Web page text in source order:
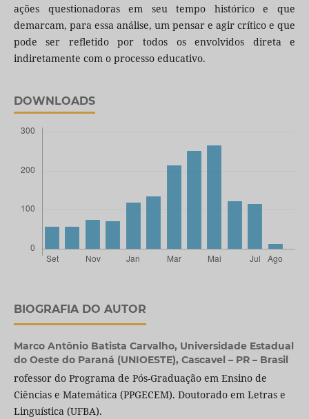
ações questionadoras em seu tempo histórico e que
demarcam, para essa análise, um pensar e agir crítico e que
pode ser refletido por todos os envolvidos direta e
indiretamente com o processo educativo.
DOWNLOADS
BIOGRAFIA DO AUTOR
Marco Antônio Batista Carvalho, Universidade Estadual
do Oeste do Paraná (UNIOESTE), Cascavel – PR – Brasil
rofessor do Programa de Pós-Graduação em Ensino de
Ciências e Matemática (PPGECEM). Doutorado em Letras e
Linguística (UFBA).